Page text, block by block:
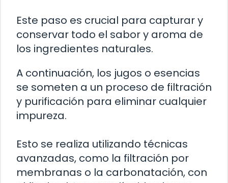
Este paso es crucial para capturar y
conservar todo el sabor y aroma de
los ingredientes naturales.
A continuación, los jugos o esencias
se someten a un proceso de filtración
y purificación para eliminar cualquier
impureza.
Esto se realiza utilizando técnicas
avanzadas, como la filtración por
membranas o la carbonatación, con